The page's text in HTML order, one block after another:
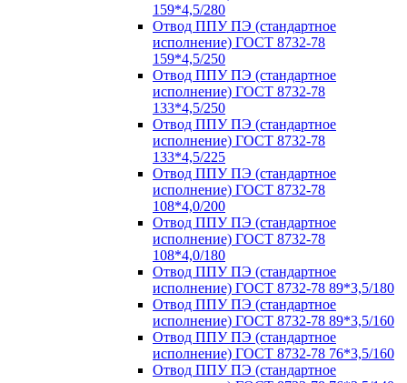
159*4,5/280
Отвод ППУ ПЭ (стандартное
исполнение) ГОСТ 8732-78
159*4,5/250
Отвод ППУ ПЭ (стандартное
исполнение) ГОСТ 8732-78
133*4,5/250
Отвод ППУ ПЭ (стандартное
исполнение) ГОСТ 8732-78
133*4,5/225
Отвод ППУ ПЭ (стандартное
исполнение) ГОСТ 8732-78
108*4,0/200
Отвод ППУ ПЭ (стандартное
исполнение) ГОСТ 8732-78
108*4,0/180
Отвод ППУ ПЭ (стандартное
исполнение) ГОСТ 8732-78 89*3,5/180
Отвод ППУ ПЭ (стандартное
исполнение) ГОСТ 8732-78 89*3,5/160
Отвод ППУ ПЭ (стандартное
исполнение) ГОСТ 8732-78 76*3,5/160
Отвод ППУ ПЭ (стандартное